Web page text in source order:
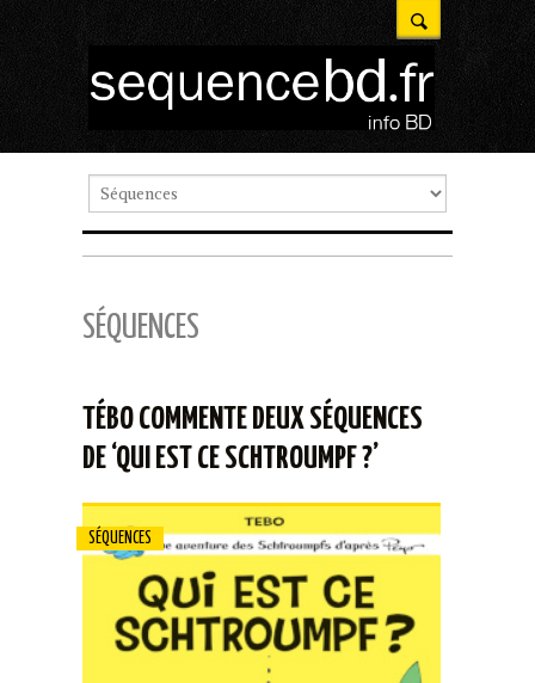
SÉQUENCES
TÉBO COMMENTE DEUX SÉQUENCES
DE ‘QUI EST CE SCHTROUMPF ?’
SÉQUENCES